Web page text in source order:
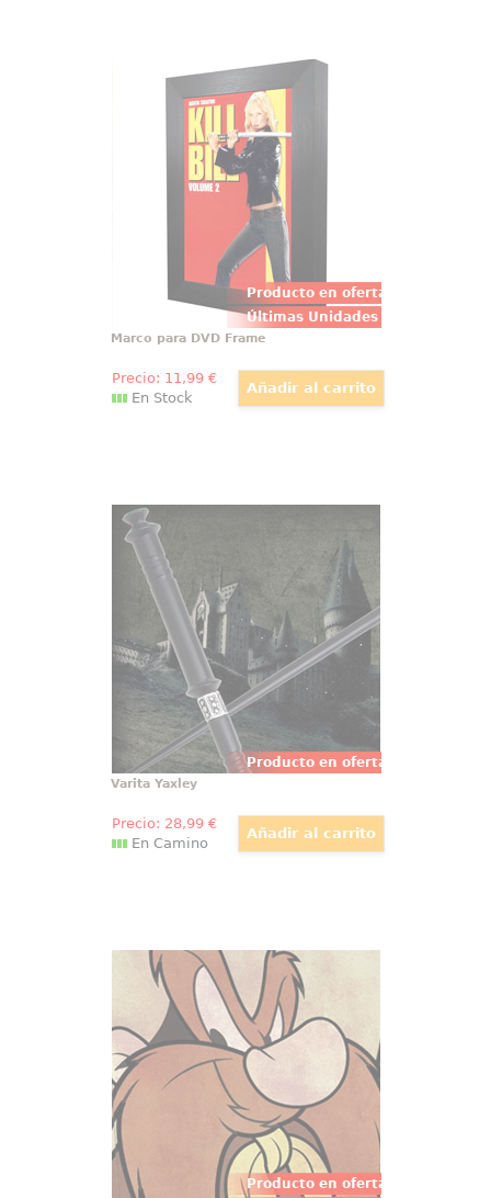
Producto en oferta
Últimas Unidades
Marco para DVD Frame
Convierte tus DVD favoritos en
auténticas obras de arte con este
espectacular marco realizado en
estireno de alta calidad con un
acabado en madera de color
Marco para DVD Frame
Precio: 11 ,99€
En Stock
Producto en oferta
Réplica oficial de la varita del
profesor Yaxley con motivo de la
película Harry Potter, Las
Reliquias de la Muerte (Harry
Potter and the Deathly Hollow).
Viene en caja de regalo.
Varita Yaxley
Precio: 28,99€
En Camino
Producto en oferta
Cuadro Yosemite Sam Canvas
Lienzo realizado en tela de
Yosemite Sam de los Looney
Tunes, el lienzo tiene un tamaño
aproximado de 30 x 30 cm.